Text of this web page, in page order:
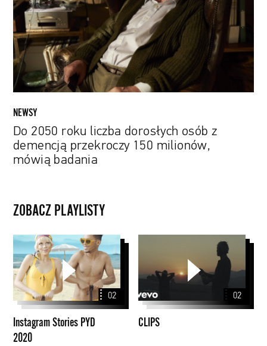
dorosłych
osób
z
demencją
przekroczy
150
milionów,
mówią
NEWSY
Do 2050 roku liczba dorosłych osób z
demencją przekroczy 150 milionów,
mówią badania
ZOBACZ PLAYLISTY
Instagram
Stories
PYD
2020
02
Instagram Stories PYD
2020
02
CLIPS